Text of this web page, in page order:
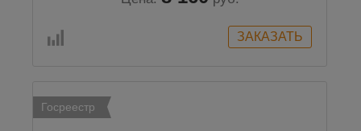
Госреестр